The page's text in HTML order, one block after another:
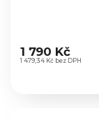
hodnocení
produktu
1 479,34 Kč bez DPH
1 790 Kč